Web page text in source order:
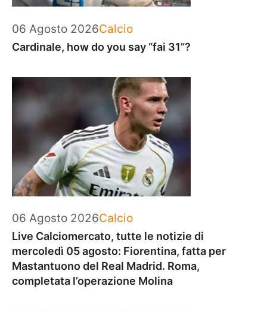
06 Agosto 2026Categorie
Calcio
Cardinale, how do you say “fai 31”?
06 Agosto 2026Categorie
Calcio
Live Calciomercato, tutte le notizie di
mercoledì 05 agosto: Fiorentina, fatta per
Mastantuono del Real Madrid. Roma,
completata l’operazione Molina